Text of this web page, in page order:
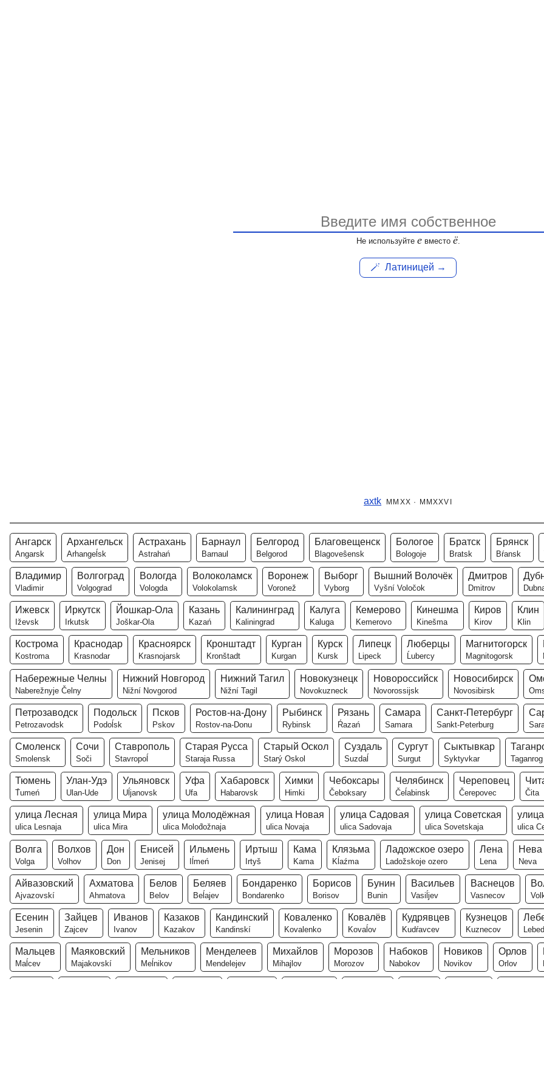
Не используйте евместо ё.
🪄 Латиницей →
axtk MMXX · MMXXVI
Ангарск
Angarsk
Архангельск
Arhangeĺsk
Астрахань
Astrahań
Барнаул
Barnaul
Белгород
Belgorod
Благовещенск
Blagoveŝensk
Бологое
Bologoje
Братск
Bratsk
Брянск
Bŕansk
Владимир
Vladimir
Волгоград
Volgograd
Вологда
Vologda
Волоколамск
Volokolamsk
Воронеж
Voronež
Выборг
Vyborg
Вышний Волочёк
Vyšní Voločok
Дмитров
Dmitrov
Ижевск
Iževsk
Иркутск
Irkutsk
Йошкар-Ола
Joškar-Ola
Казань
Kazań
Калининград
Kaliningrad
Калуга
Kaluga
Кемерово
Kemerovo
Кинешма
Kinešma
Киров
Kirov
Клин
Klin
Кострома
Kostroma
Краснодар
Krasnodar
Красноярск
Krasnojarsk
Кронштадт
Kronštadt
Курган
Kurgan
Курск
Kursk
Липецк
Lipeck
Люберцы
Ĺubercy
Магнитогорск
Magnitogorsk
Набережные Челны
Naberežnyje Čelny
Нижний Новгород
Nižní Novgorod
Нижний Тагил
Nižní Tagil
Новокузнецк
Novokuzneck
Новороссийск
Novorossijsk
Новосибирск
Novosibirsk
Петрозаводск
Petrozavodsk
Подольск
Podoĺsk
Псков
Pskov
Ростов-на-Дону
Rostov-na-Donu
Рыбинск
Rybinsk
Рязань
Ŕazań
Самара
Samara
Санкт-Петербург
Sankt-Peterburg
Смоленск
Smolensk
Сочи
Soči
Ставрополь
Stavropoĺ
Старая Русса
Staraja Russa
Старый Оскол
Starý Oskol
Суздаль
Suzdaĺ
Сургут
Surgut
Сыктывкар
Syktyvkar Taganrog
Тюмень
T́umeń
Улан-Удэ
Ulan-Ude
Ульяновск
Uĺjanovsk
Уфа
Ufa
Хабаровск
Habarovsk
Химки
Himki
Чебоксары
Čeboksary
Челябинск
Čeĺabinsk
Череповец
Čerepovec Čita
улица Лесная
ulica Lesnaja
улица Мира
ulica Mira
улица Молодёжная
ulica Molod́ožnaja
улица Новая
ulica Novaja
улица Садовая
ulica Sadovaja
улица Советская
ulica Sovetskaja ulica
Волга
Volga
Волхов
Volhov
Дон
Don
Енисей
Jenisej
Ильмень
Iĺmeń
Иртыш
Irtyš
Кама
Kama
Клязьма
Kĺaźma
Ладожское озеро
Ladožskoje ozero
Лена
Lena
Нева
Neva
Айвазовский
Ajvazovskí
Ахматова
Ahmatova
Белов
Belov
Беляев
Beĺajev
Бондаренко
Bondarenko
Борисов
Borisov
Бунин
Bunin
Васильев
Vasiĺjev
Васнецов
Vasnecov
Есенин
Jesenin
Зайцев
Zajcev
Иванов
Ivanov
Казаков
Kazakov
Кандинский
Kandinskí
Коваленко
Kovalenko
Ковалёв
Kovaĺov
Кудрявцев
Kudŕavcev
Кузнецов
Kuznecov
Мальцев
Maĺcev
Маяковский
Majakovskí
Мельников
Meĺnikov
Менделеев
Mendelejev
Михайлов
Mihajlov
Морозов
Morozov
Набоков
Nabokov
Новиков
Novikov
Орлов
Orlov